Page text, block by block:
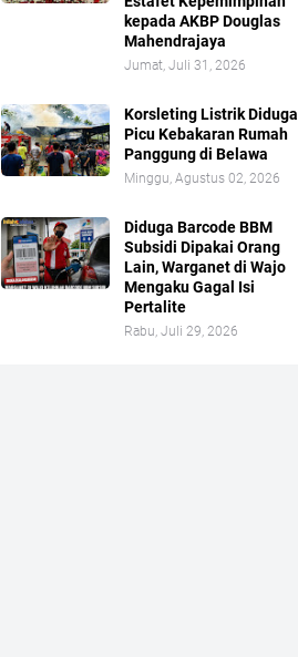
kepada AKBP Douglas
Mahendrajaya
Jumat, Juli 31, 2026
Korsleting Listrik Diduga
Picu Kebakaran Rumah
Panggung di Belawa
Minggu, Agustus 02, 2026
Diduga Barcode BBM
Subsidi Dipakai Orang
Lain, Warganet di Wajo
Mengaku Gagal Isi
Pertalite
Rabu, Juli 29, 2026